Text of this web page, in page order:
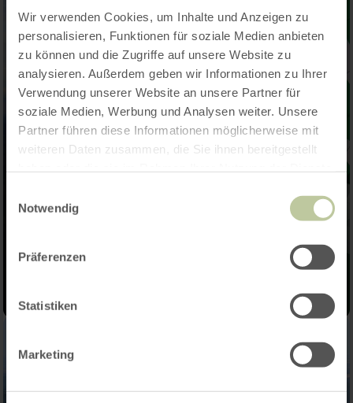
Wir verwenden Cookies, um Inhalte und Anzeigen zu
personalisieren, Funktionen für soziale Medien anbieten
zu können und die Zugriffe auf unsere Website zu
analysieren. Außerdem geben wir Informationen zu Ihrer
Verwendung unserer Website an unsere Partner für
soziale Medien, Werbung und Analysen weiter. Unsere
Partner führen diese Informationen möglicherweise mit
weiteren Daten zusammen, die Sie ihnen bereitgestellt
Notwendig
Präferenzen
Statistiken
Marketing